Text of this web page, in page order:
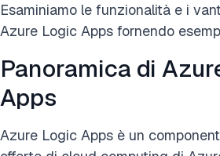
Esaminiamo le funzionalità e i
Azure Logic Apps fornendo
Panoramica di
Apps
Azure Logic Apps è un